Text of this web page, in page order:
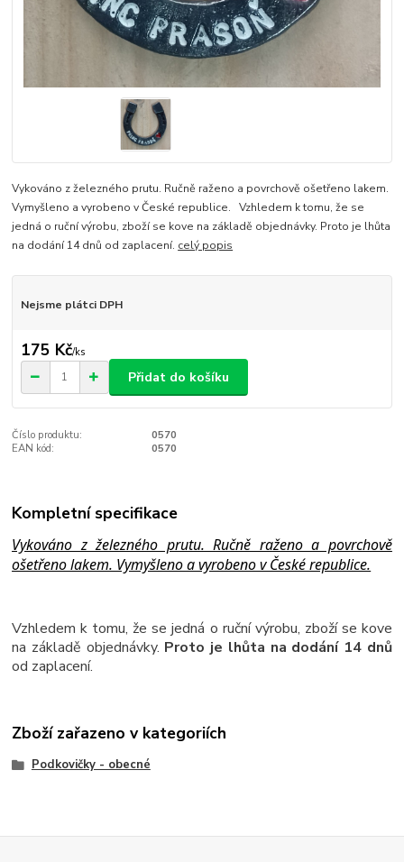
Vykováno z železného prutu. Ručně raženo a povrchově ošetřeno lakem.
Vymyšleno a vyrobeno v České republice. Vzhledem k tomu, že se
jedná o ruční výrobu, zboží se kove na základě objednávky. Proto je lhůta
na dodání 14 dnů od zaplacení. celý popis
Nejsme plátci DPH
175 Kč/ks
Přidat do košíku
Číslo produktu:
0570
EAN kód:
0570
Kompletní specifikace
Vykováno z železného prutu. Ručně raženo a povrchově
ošetřeno lakem. Vymyšleno a vyrobeno v České republice.
Vzhledem k tomu, že se jedná o ruční výrobu, zboží se kove
na základě objednávky. Proto je lhůta na dodání 14 dnů
od zaplacení.
Zboží zařazeno v kategoriích
Podkovičky - obecné